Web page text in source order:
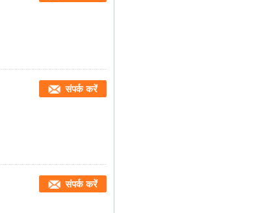
संपर्क करें
संपर्क करें